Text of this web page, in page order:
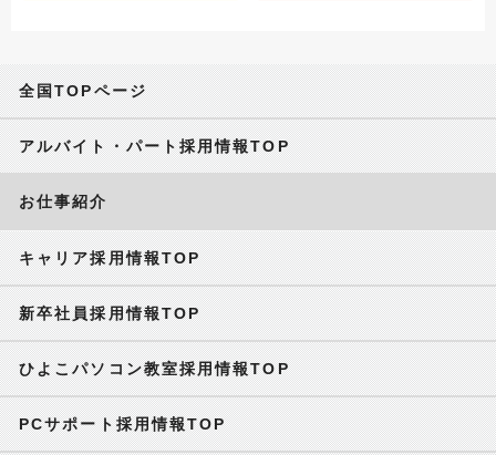
全国TOPページ
アルバイト・パート採用情報TOP
お仕事紹介
キャリア採用情報TOP
新卒社員採用情報TOP
ひよこパソコン教室採用情報TOP
PCサポート採用情報TOP